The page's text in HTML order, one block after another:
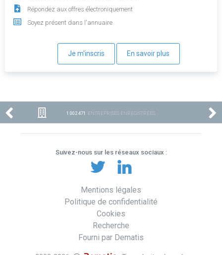
Répondez aux offres électroniquement
Soyez présent dans l'annuaire
Je m'inscris En savoir plus
1 002 471 ENTREPRISES ENREGISTRÉES
Suivez-nous sur les réseaux sociaux :
Mentions légales
Politique de confidentialité
Cookies
Recherche
Fourni par Dematis